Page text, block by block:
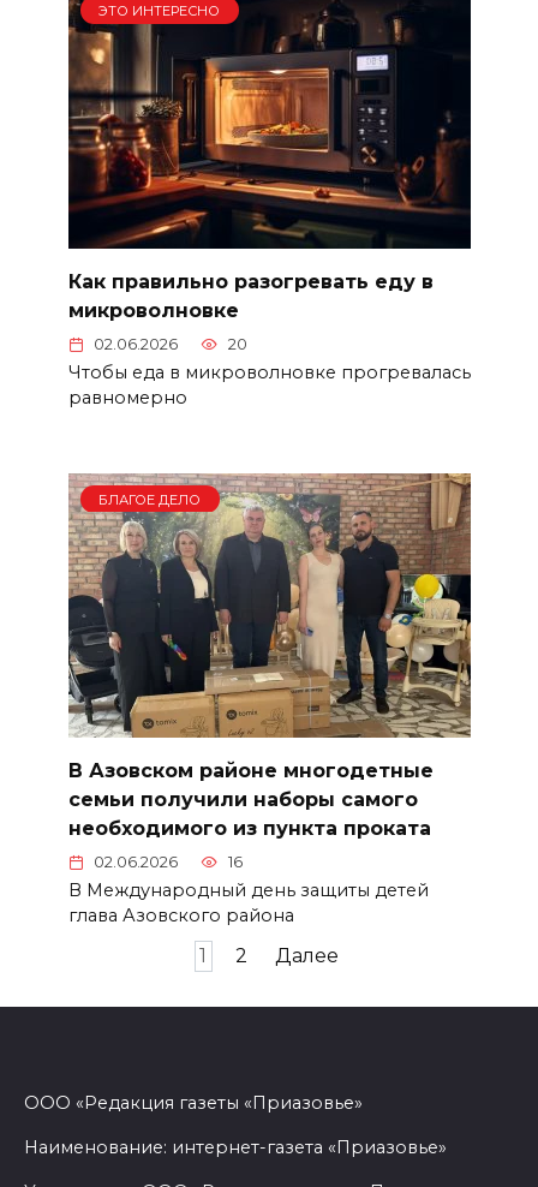
ЭТО ИНТЕРЕСНО
Как правильно разогревать еду в
микроволновке
02.06.2026 20
Чтобы еда в микроволновке прогревалась
равномерно
БЛАГОЕ ДЕЛО
В Азовском районе многодетные
семьи получили наборы самого
необходимого из пункта проката
02.06.2026 16
В Международный день защиты детей
глава Азовского района
1 2 Далее
ООО «Редакция газеты «Приазовье»
Наименование: интернет-газета «Приазовье»